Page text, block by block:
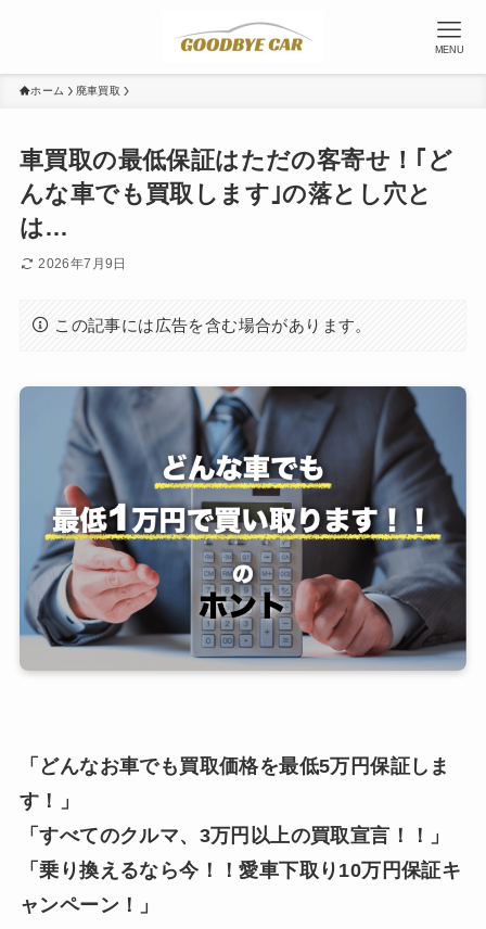
MENU
ホーム 廃車買取
車買取の最低保証はただの客寄せ！｢ど
んな車でも買取します｣の落とし穴と
は…
2026年7月9日
この記事には広告を含む場合があります。
「どんなお車でも買取価格を最低5万円保証しま
す！」
「すべてのクルマ、3万円以上の買取宣言！！」
「乗り換えるなら今！！愛車下取り10万円保証キ
ャンペーン！」